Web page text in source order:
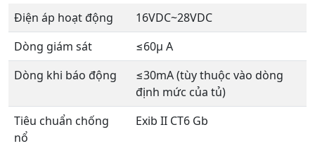
Điện áp hoạt động
16VDC~28VDC
Dòng giám sát
≤60μ A
Dòng khi báo động
≤30mA (tùy thuộc vào dòng
định mức của tủ)
Tiêu chuẩn chống
nổ
Exib II CT6 Gb